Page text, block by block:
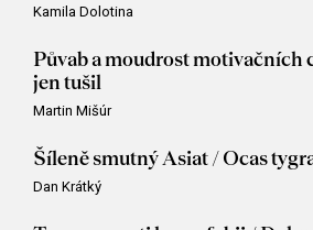
Kamila Dolotina
Půvab a moudrost motivačních
jen tušil
Martin Mišúr
Šíleně smutný Asiat / Ocas
Dan Krátký